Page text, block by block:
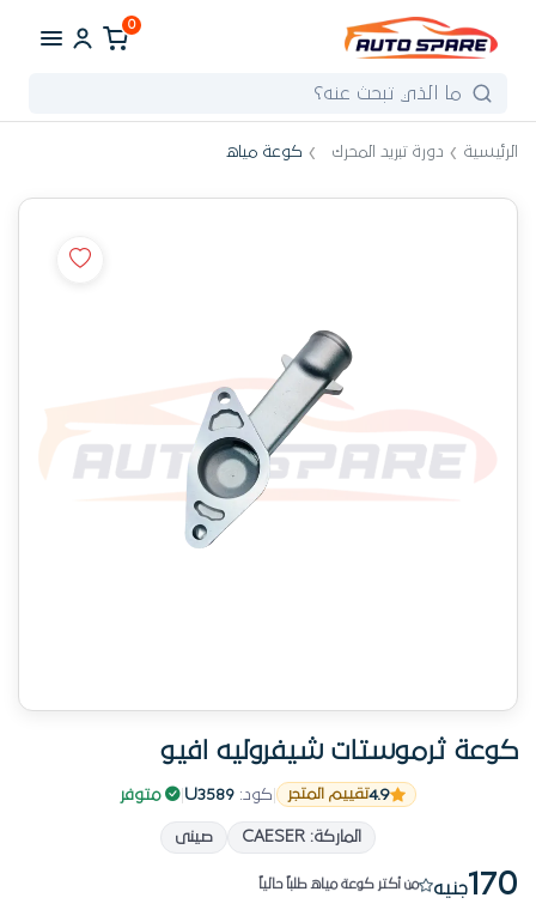
0
الرئيسية دورة تبريد المحرك كوعة مياه
كوعة ثرموستات شيفروليه افيو
4.9تقييم المتجر كود: U3589 متوفر
الماركة: CAESER صينى
170جنيه
إرجاع بدون تعقيد — 14 يوم
من أكتر كوعة مياه طلباً حالياً